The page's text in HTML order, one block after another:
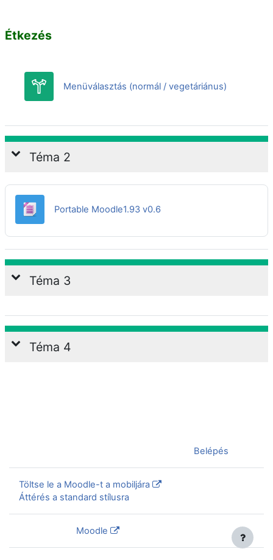
Étkezés
Menüválasztás (normál / vegetáriánus)
Téma 2
Portable Moodle1.93 v0.6Fájl
Téma 3
Téma 4
Belépés
Töltse le a Moodle-t a mobiljára
Áttérés a standard stílusra
Moodle